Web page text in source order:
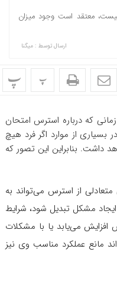
معتقد است وجود میزان
ارسال توسط : میگنا
پ پ
که درباره استرس امتحان
از موارد اگر فرد هیچ
داشت. بنابراین این تصور که
از استرس می‌تواند به
مشکل تبدیل شود، شرایط
می‌یابد یا با مشکلات
مانع عملکرد مناسب وی نیز